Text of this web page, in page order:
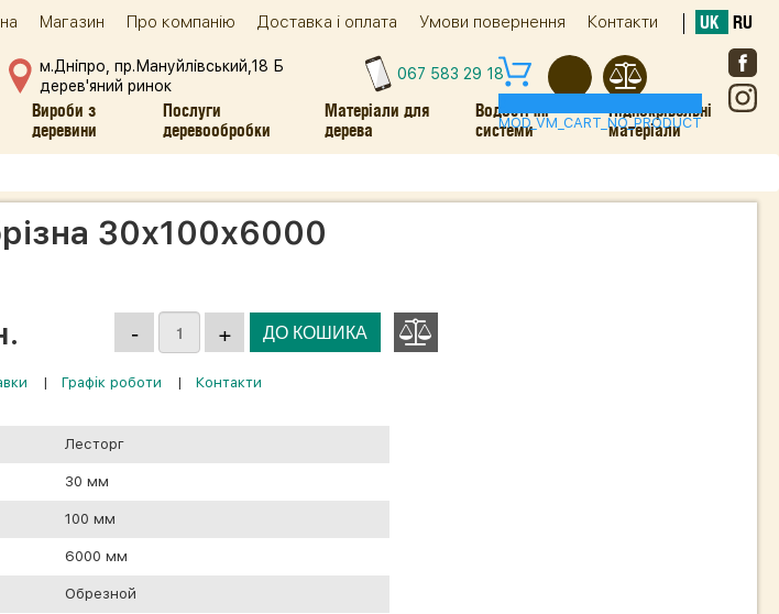
Магазин Про компанію Доставка і оплата Умови повернення Контакти UK RU
MOD_VM_CART_NO_PRODUCT
067 583 29 18
м.Дніпро, пр.Мануйлівський,18 Б
дерев'яний ринок
Вироби з
деревини
Послуги
деревообробки
Матеріали для
дерева
Водостічні
системи
Підпокрівельні
матеріали
30х100х6000
| Графік роботи | Контакти
Лесторг
30 мм
100 мм
6000 мм
Обрезной